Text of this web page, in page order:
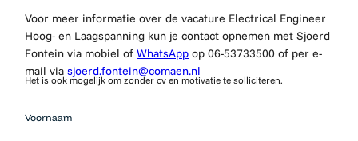
Voor meer informatie over de vacature Electrical Engineer
Hoog- en Laagspanning kun je contact opnemen met Sjoerd
Fontein via mobiel of WhatsApp op 06-53733500 of per e-
mail via sjoerd.fontein@comaen.nl
Het is ook mogelijk om zonder cv en motivatie te solliciteren.
Voornaam
die op zoek